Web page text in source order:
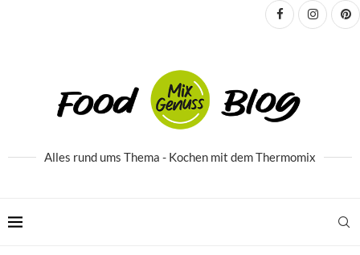
Alles rund ums Thema - Kochen mit dem Thermomix